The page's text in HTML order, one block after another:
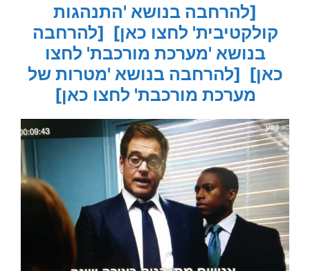
[להרחבה בנושא 'התנהגות
קולקטיבית' לחצו כאן] [להרחבה
בנושא 'מערכת מורכבת' לחצו
כאן] [להרחבה בנושא 'מטרות של
מערכת מורכבת' לחצו כאן]